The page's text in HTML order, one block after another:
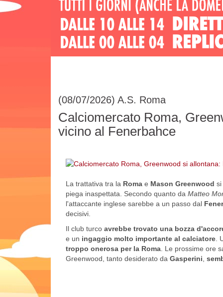
(08/07/2026) A.S. Roma
Calciomercato Roma,
vicino al Fenerbahce
La trattativa tra la Roma e Mason Greenwood si
piega inaspettata. Secondo quanto da Matteo
l'attaccante inglese sarebbe a un passo dal
decisivi.
Il club turco avrebbe trovato una bozza
e un ingaggio molto importante al calciatore .
troppo onerosa per la Roma . Le prossime ore
Greenwood, tanto desiderato da Gasperini